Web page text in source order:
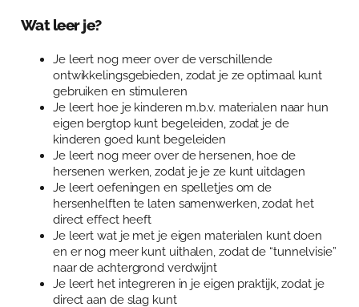
Wat leer je?
Je leert nog meer over de verschillende
ontwikkelingsgebieden, zodat je ze optimaal kunt
gebruiken en stimuleren
Je leert hoe je kinderen m.b.v. materialen naar hun
eigen bergtop kunt begeleiden, zodat je de
kinderen goed kunt begeleiden
Je leert nog meer over de hersenen, hoe de
hersenen werken, zodat je je ze kunt uitdagen
Je leert oefeningen en spelletjes om de
hersenhelften te laten samenwerken, zodat het
direct effect heeft
Je leert wat je met je eigen materialen kunt doen
en er nog meer kunt uithalen, zodat de “tunnelvisie”
naar de achtergrond verdwijnt
Je leert het integreren in je eigen praktijk, zodat je
direct aan de slag kunt